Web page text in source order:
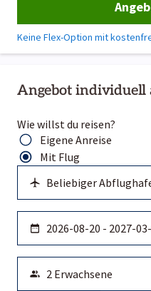
Angebot individuell
Wie willst du reisen?
Eigene Anreise
Mit Flug
Keine Flex-Option mit